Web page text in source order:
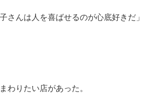
さんは人を喜ばせるのが心底好きだ」
わりたい店があった。